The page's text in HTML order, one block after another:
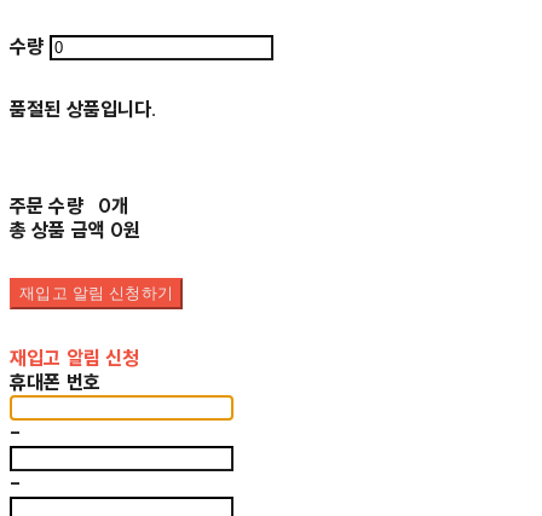
수량
품절된 상품입니다.
주문 수량
0개
총 상품 금액 0원
재입고 알림 신청하기
재입고 알림 신청
휴대폰 번호
-
-